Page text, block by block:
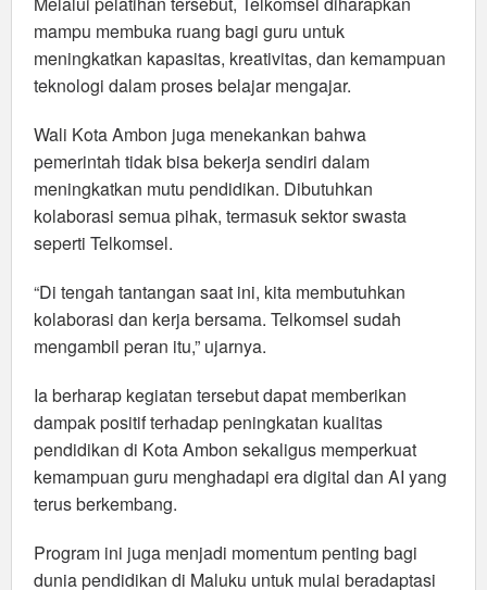
mampu membuka ruang bagi guru untuk
meningkatkan kapasitas, kreativitas, dan kemampuan
teknologi dalam proses belajar mengajar.
Wali Kota Ambon juga menekankan bahwa
pemerintah tidak bisa bekerja sendiri dalam
meningkatkan mutu pendidikan. Dibutuhkan
kolaborasi semua pihak, termasuk sektor swasta
seperti Telkomsel.
“Di tengah tantangan saat ini, kita membutuhkan
kolaborasi dan kerja bersama. Telkomsel sudah
mengambil peran itu,” ujarnya.
Ia berharap kegiatan tersebut dapat memberikan
dampak positif terhadap peningkatan kualitas
pendidikan di Kota Ambon sekaligus memperkuat
kemampuan guru menghadapi era digital dan AI yang
terus berkembang.
Program ini juga menjadi momentum penting bagi
dunia pendidikan di Maluku untuk mulai beradaptasi